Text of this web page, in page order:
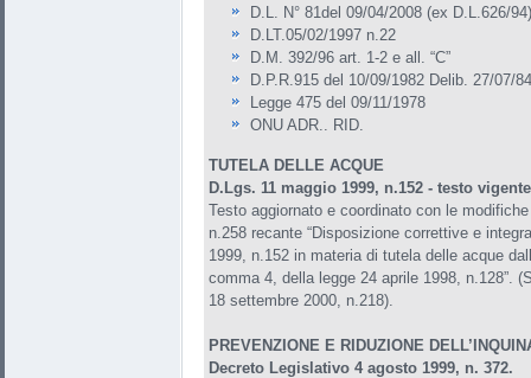
D.L. N° 81del 09/04/2008 (ex D.L.626/94)
D.LT.05/02/1997 n.22
D.M. 392/96 art. 1-2 e all. “C”
D.P.R.915 del 10/09/1982 Delib. 27/07/
Legge 475 del 09/11/1978
ONU ADR.. RID.
TUTELA DELLE ACQUE
D.Lgs. 11 maggio 1999, n.152 - testo
Testo aggiornato e coordinato con le
n.258 recante “Disposizione correttive e
1999, n.152 in materia di tutela delle acque
comma 4, della legge 24 aprile 1998, n.128”.
18 settembre 2000, n.218).
PREVENZIONE E RIDUZIONE
Decreto Legislativo 4 agosto 1999, n. 372.